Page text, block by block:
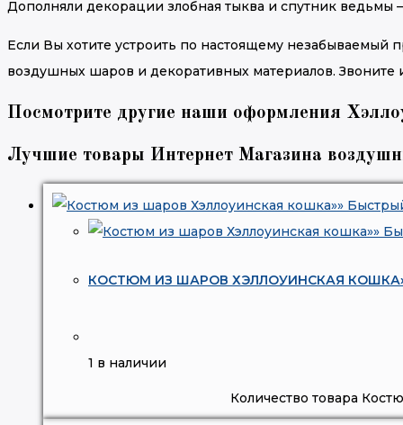
Дополняли декорации злобная тыква и спутник ведьмы
Если Вы хотите устроить по настоящему
воздушных шаров и декоративных материалов. Звоните
Посмотрите другие наши оформления
Лучшие товары Интернет Магазина
КОСТЮМ ИЗ ШАРОВ ХЭЛЛОУИНСКАЯ
1 в наличии
Количество товара